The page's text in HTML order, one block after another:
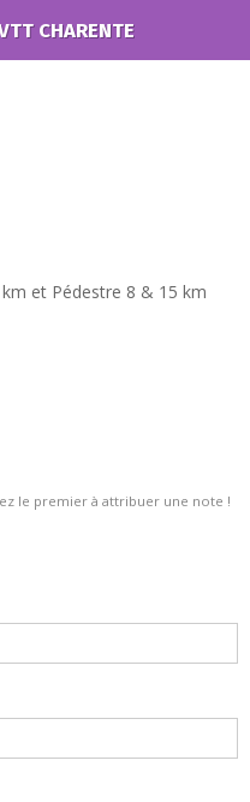
CHARENTE
et Pédestre 8 & 15 km
le premier à attribuer une note !